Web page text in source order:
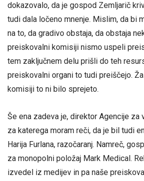
dokazovalo, da je gospod Zemljarič
tudi dala ločeno mnenje. Mislim, da bi
na to, da gradivo obstaja, da obstaja
preiskovalni komisiji nismo uspeli
tem zaključnem delu prišli do teh
preiskovalni organi to tudi preiščejo.
komisiji to ni bilo sprejeto.
Še ena zadeva je, direktor Agencije za
za katerega moram reči, da je bil tudi
Harija Furlana, razočaranj. Namreč,
za monopolni položaj Mark Medical.
izvedel iz medijev in pa naše